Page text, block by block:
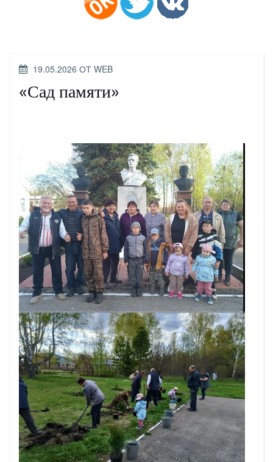
ОПУБЛИКОВАНО
19.05.2026 ОТ WEB
«Сад памяти»